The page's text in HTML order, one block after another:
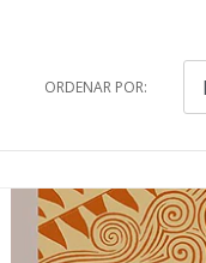
ORDENAR POR: